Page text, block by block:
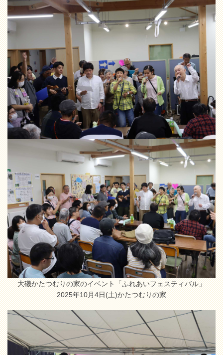
大磯かたつむりの家のイベント「ふれあいフェスティバル」
2025年10月4日(土)かたつむりの家